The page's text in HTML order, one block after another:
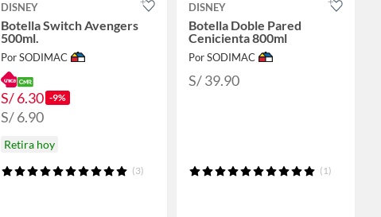
DISNEY
Botella Switch Avengers
500ml.
Por SODIMAC
S/ 6.30 -9%
S/ 6.90
Retira hoy
(3)
DISNEY
Botella Doble Pared
Cenicienta 800ml
Por SODIMAC
S/ 39.90
(1)